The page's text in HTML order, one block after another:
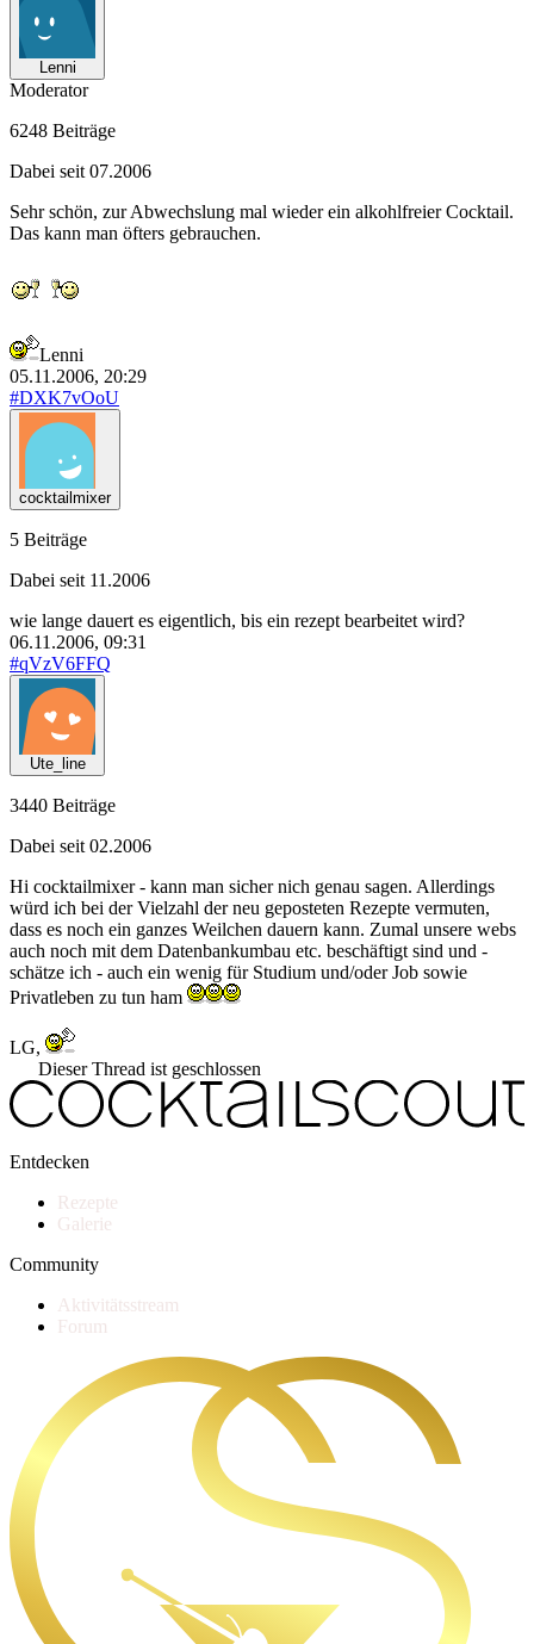
Lenni
Moderator
6248 Beiträge
Dabei seit 07.2006
Sehr schön, zur Abwechslung mal wieder ein alkohlfreier Cocktail.
Das kann man öfters gebrauchen.
Lenni
05.11.2006, 20:29
#DXK7vOoU
cocktailmixer
5 Beiträge
Dabei seit 11.2006
wie lange dauert es eigentlich, bis ein rezept bearbeitet wird?
06.11.2006, 09:31
#qVzV6FFQ
Ute_line
3440 Beiträge
Dabei seit 02.2006
Hi cocktailmixer - kann man sicher nich genau sagen. Allerdings
würd ich bei der Vielzahl der neu geposteten Rezepte vermuten,
dass es noch ein ganzes Weilchen dauern kann. Zumal unsere webs
auch noch mit dem Datenbankumbau etc. beschäftigt sind und -
schätze ich - auch ein wenig für Studium und/oder Job sowie
Privatleben zu tun ham
LG,
Dieser Thread ist geschlossen
Entdecken
Rezepte
Galerie
Community
Aktivitätsstream
Forum